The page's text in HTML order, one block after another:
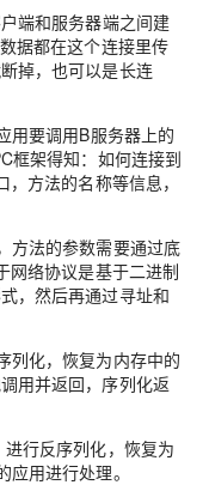
端和服务器端之间建
据都在这个连接里传
掉，也可以是长连
用要调用B服务器上的
框架得知：如何连接到
方法的名称等信息，
方法的参数需要通过底
网络协议是基于二进制
，然后再通过寻址和
列化，恢复为内存中的
用并返回，序列化返
行反序列化，恢复为
用进行处理。